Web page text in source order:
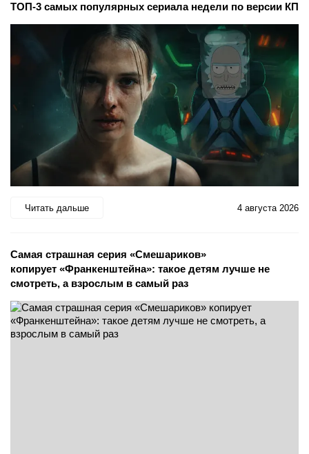
ТОП-3 самых популярных сериала недели по версии КП
Читать дальше 4 августа 2026
Самая страшная серия «Смешариков»
копирует «Франкенштейна»: такое детям лучше не
смотреть, а взрослым в самый раз